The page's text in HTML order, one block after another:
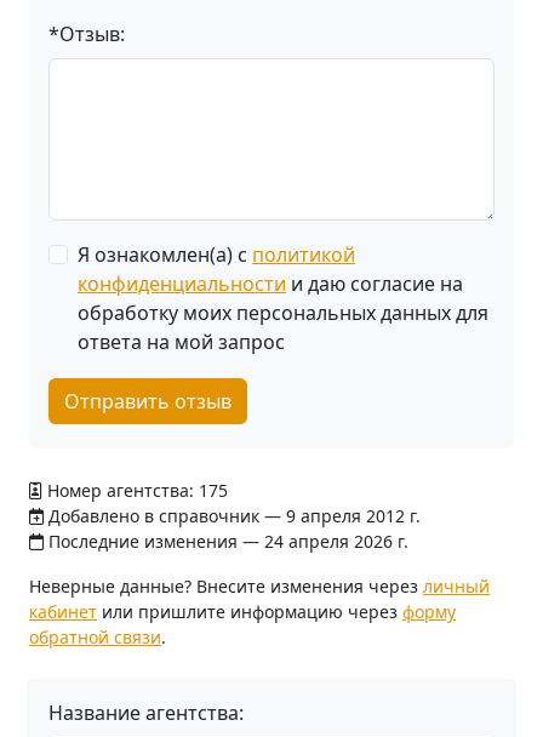
*Отзыв:
Я ознакомлен(а) с политикой
конфиденциальности и даю согласие на
обработку моих персональных данных для
ответа на мой запрос
Отправить отзыв
Номер агентства: 175
Добавлено в справочник — 9 апреля 2012 г.
Последние изменения — 24 апреля 2026 г.
Неверные данные? Внесите изменения через личный
кабинет или пришлите информацию через форму
обратной связи.
Название агентства: